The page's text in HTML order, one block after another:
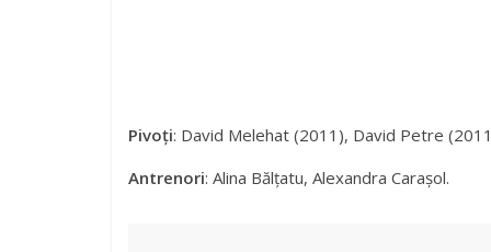
Pivoți: David Melehat (2011), David Petre
Antrenori: Alina Bălțatu, Alexandra Carașol.